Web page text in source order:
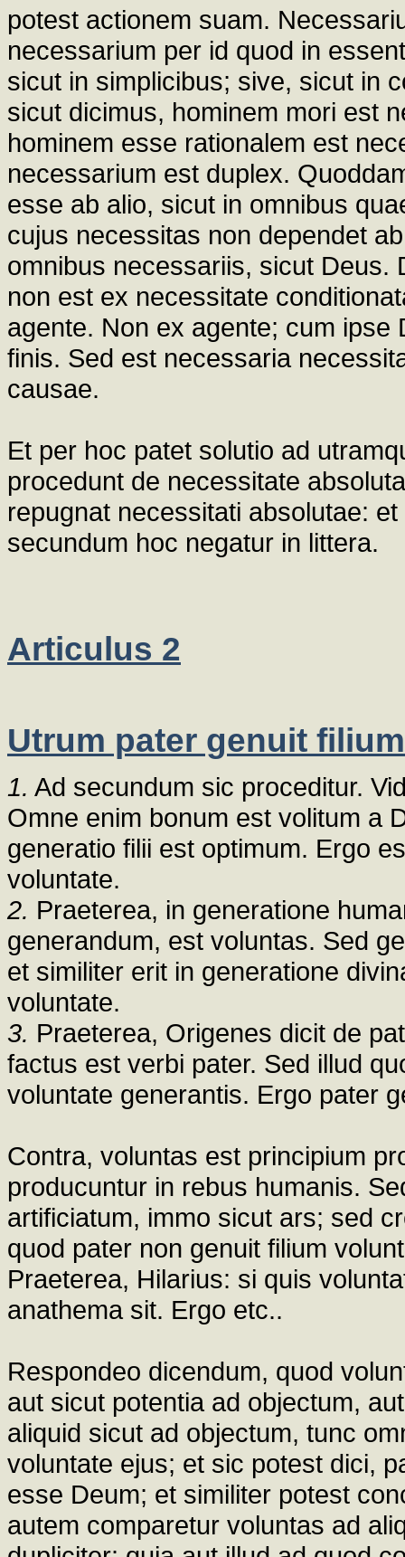
potest actionem suam.
necessarium per id quod in
sicut in simplicibus; sive, sicut in
sicut dicimus, hominem mori est
hominem esse rationalem est
necessarium est duplex.
esse ab alio, sicut in omnibus
cujus necessitas non dependet
omnibus necessariis, sicut Deus.
non est ex necessitate
agente. Non ex agente; cum
finis. Sed est necessaria
causae.
Et per hoc patet solutio ad
procedunt de necessitate
repugnat necessitati absolutae:
secundum hoc negatur in littera.
Articulus 2
Utrum pater genuit
1. Ad secundum sic proceditur.
Omne enim bonum est volitum a
generatio filii est optimum. Ergo
voluntate.
2. Praeterea, in generatione
generandum, est voluntas. Sed
et similiter erit in generatione
voluntate.
3. Praeterea, Origenes dicit de
factus est verbi pater. Sed illud
voluntate generantis. Ergo pater
Contra, voluntas est principium
producuntur in rebus humanis.
artificiatum, immo sicut ars; sed
quod pater non genuit filium
Praeterea, Hilarius: si quis
anathema sit. Ergo etc..
Respondeo dicendum, quod
aut sicut potentia ad objectum,
aliquid sicut ad objectum, tunc
voluntate ejus; et sic potest dici,
esse Deum; et similiter potest
autem comparetur voluntas ad